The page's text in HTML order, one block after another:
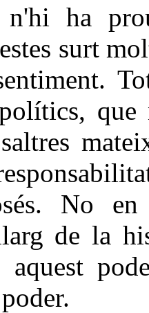
n'hi ha
surt
No
de la
aquest